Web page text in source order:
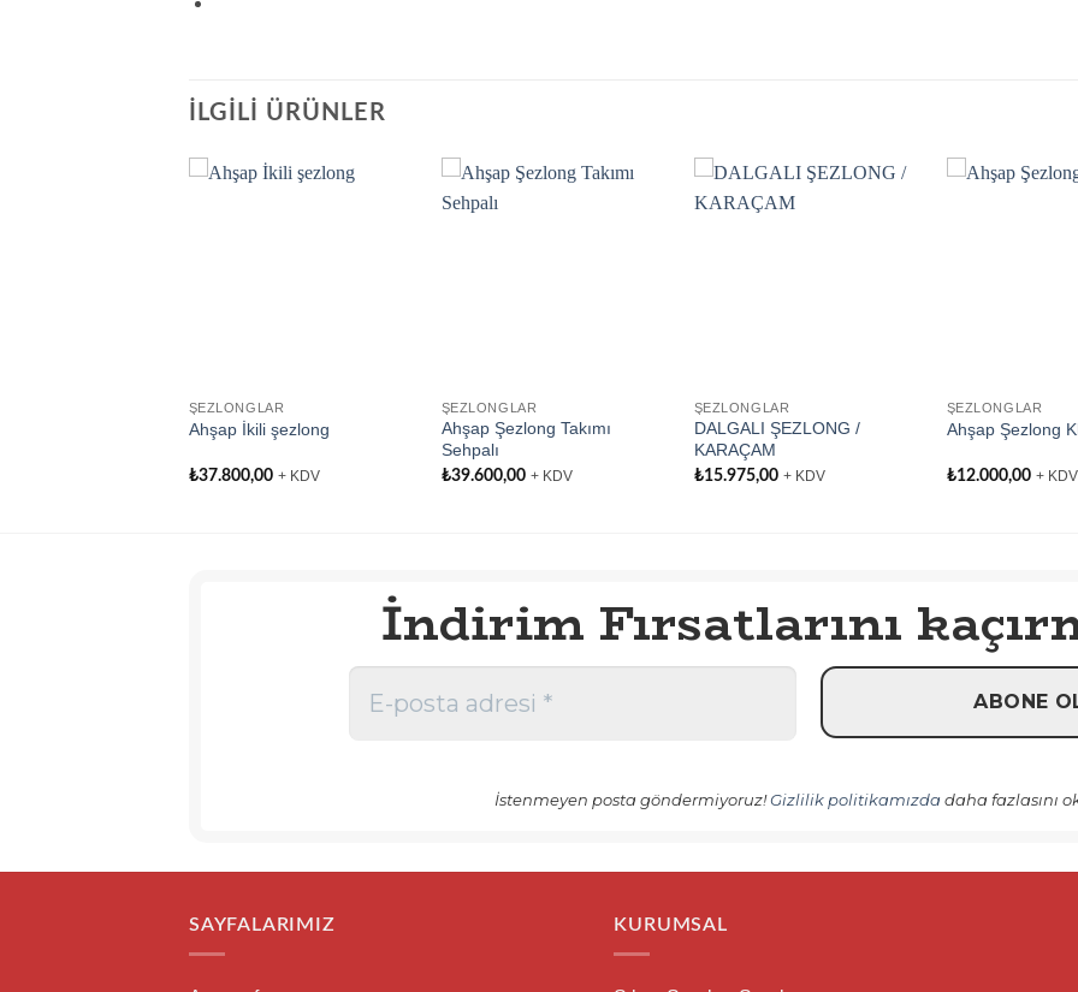
İLGILI ÜRÜNLER
ŞEZLONGLAR
Ahşap İkili şezlong
₺37.800,00 + KDV
ŞEZLONGLAR
Ahşap Şezlong Takımı
Sehpalı
₺39.600,00 + KDV
ŞEZLONGLAR
DALGALI ŞEZLONG /
KARAÇAM
₺15.975,00 + KDV
ŞEZLONGLAR
Ahşap Şezlong
₺12.000,00 + KDV
İndirim Fırsatlarını
İstenmeyen posta göndermiyoruz!Gizlilik politikamızdadaha fazlasını
SAYFALARIMIZ KURUMSAL